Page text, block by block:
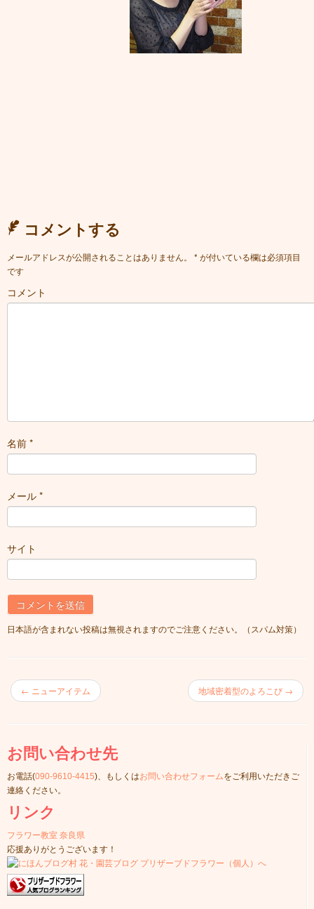
コメントする
メールアドレスが公開されることはありません。 * が付いている欄は必須項目
です
コメント
名前 *
メール *
サイト
日本語が含まれない投稿は無視されますのでご注意ください。（スパム対策）
← ニューアイテム 地域密着型のよろこび →
お問い合わせ先
お電話(090-9610-4415)、もしくはお問い合わせフォームをご利用いただきご
連絡ください。
リンク
フラワー教室 奈良県
応援ありがとうございます！